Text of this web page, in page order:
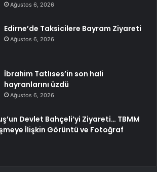
Ağustos 6, 2026
Edirne’de Taksicilere Bayram Ziyareti
Ağustos 6, 2026
İbrahim Tatlıses’in son hali
hayranlarını üzdü
Ağustos 6, 2026
Devlet Bahçeli’yi Ziyareti… TBMM
İlişkin Görüntü ve Fotoğraf